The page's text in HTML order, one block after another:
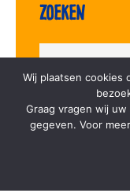
Zoeken
Privacy
Wij plaatsen cookies
Graag vragen wij
gegeven. Voor